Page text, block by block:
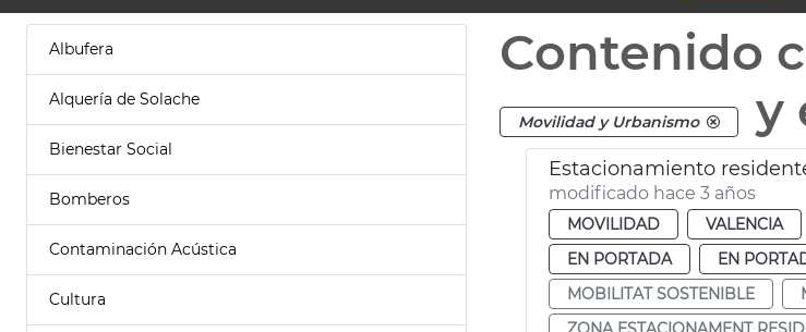
Albufera
Alquería de Solache
Bienestar Social
Bomberos
Contaminación Acústica
Cultura
Contenido
Movilidad y Urbanismo y
Estacionamiento
modificado hace 3 años
MOVILIDAD VALENCIA
EN PORTADA
EN
MOBILITAT SOSTENIBLE